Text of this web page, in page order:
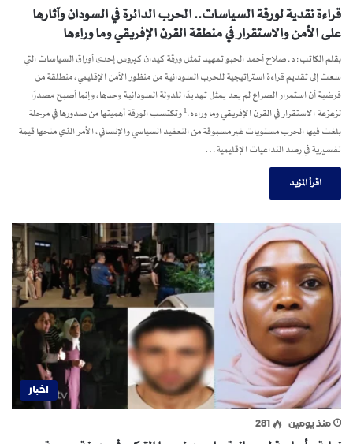
قراءة نقدية لورقة السياسات.. الحرب الدائرة في السودان وآثارها
على الأمن والاستقرار في منطقة القرن الإفريقي وما وراءها
بقلم الكاتب: د. صلاح أحمد الحبو تمهيد تمثل ورقة كيدان كيروس إحدى أوراق السياسات التي
سعت إلى تقديم قراءة استراتيجية للحرب السودانية من منظور الأمن الإقليمي، منطلقة من
فرضية أن استمرار الصراع لم يعد يمثل تهديدًا للدولة السودانية وحدها، وإنما أصبح مصدرًا
لزعزعة الاستقرار في القرن الإفريقي وما وراءه.¹ وتكتسب الورقة أهميتها من صدورها في مرحلة
بلغت فيها الحرب مستويات غير مسبوقة من التعقيد السياسي والإنساني، الأمر الذي منحها قيمة
تفسيرية في رصد التداعيات الإقليمية…
اقرأ المزيد
اخبار
منذ يومين 281